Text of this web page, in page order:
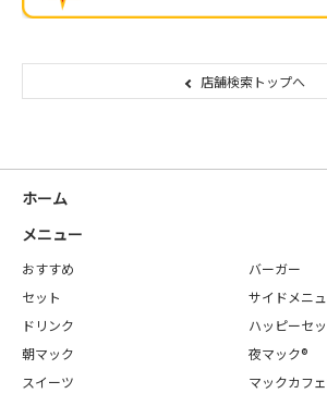
店舗検索トップへ
ホーム
メニュー
おすすめ
バーガー
セット
サイドメニ
ドリンク
ハッピーセ
朝マック
夜マック®
スイーツ
マックカフ